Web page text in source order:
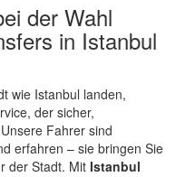
der Wahl
in Istanbul
wie Istanbul landen,
der sicher,
Fahrer sind
erfahren – sie bringen Sie
der Stadt. Mit Istanbul